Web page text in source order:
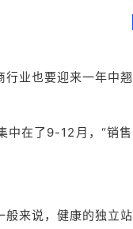
行业也要迎来一年
中在了9-12月，“销
来说，健康的独立